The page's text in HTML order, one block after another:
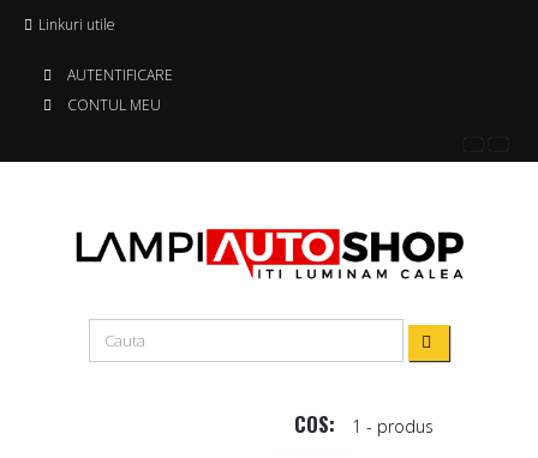
Linkuri utile
AUTENTIFICARE
CONTUL MEU
COS: 1 - produs